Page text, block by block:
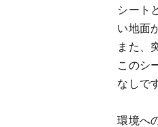
シート
い地面
また、
このシ
なしで
環境へ